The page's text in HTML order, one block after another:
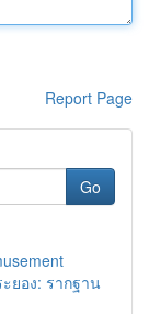
Report Page
Go
ยอง: รากฐาน